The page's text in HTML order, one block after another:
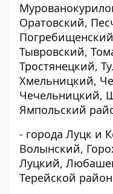
Оратовский,
Тывровский,
Тростянецкий,
Хмельницкий,
Чечельницкий,
Ямпольский
- города Луцк и
Волынский,
Луцкий,
Терейской